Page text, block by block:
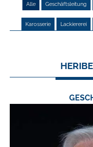
Alle Geschäftsleitung
Karosserie Lackiererei